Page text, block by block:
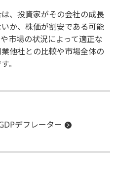
、投資家がその会社の成長
か、株価が割安である可能
市場の状況によって適正な
他社との比較や市場全体の
。
デフレーター